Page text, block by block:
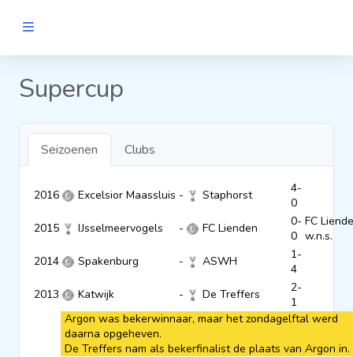
Voetbalpiramide
VROUWEN
Supercup
Seizoenen Clubs
2016 Excelsior Maassluis - Staphorst
4-
0
2015
IJsselmeervogels - FC Lienden
0-
0
FC
w.n.s.
2014
Spakenburg - ASWH
1-
4
2013
Katwijk - De Treffers
2-
1
Argon was bekerwinnaar, maar het zondagelftal werd
daarna opgeheven.
De Treffers nam als bekerfinalist de plaats van Argon in.